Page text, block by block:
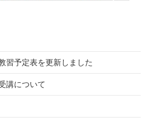
習予定表を更新しました
講について